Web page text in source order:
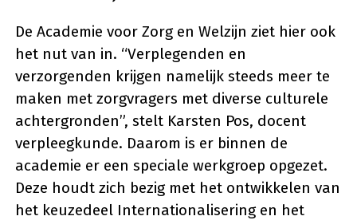
De Academie voor Zorg en Welzijn ziet hier ook
het nut van in. “Verplegenden en
verzorgenden krijgen namelijk steeds meer te
maken met zorgvragers met diverse culturele
achtergronden”, stelt Karsten Pos, docent
verpleegkunde. Daarom is er binnen de
academie er een speciale werkgroep opgezet.
Deze houdt zich bezig met het ontwikkelen van
het keuzedeel Internationalisering en het